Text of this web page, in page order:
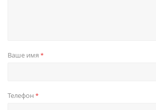
Ваше имя *
Телефон *